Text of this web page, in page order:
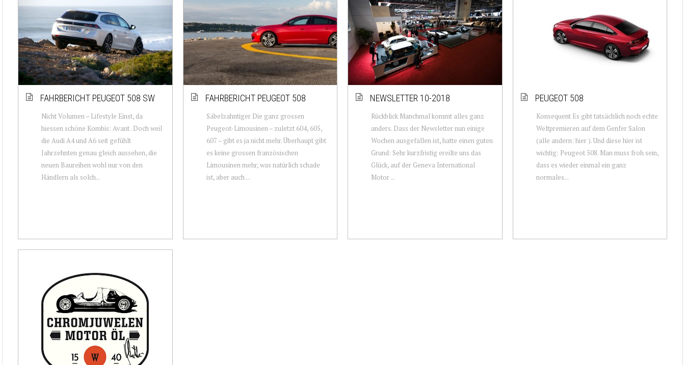
FAHRBERICHT PEUGEOT 508 SW
Nicht Volumen – Lifestyle Einst, da
hiessen schöne Kombis: Avant . Doch weil
die Audi A4 und A6 seit gefühlt
Jahrzehnten genau gleich aussehen, die
neuen Baureihen wohl nur von den
Händlern als solch...
FAHRBERICHT PEUGEOT 508
Säbelzahntiger Die ganz grossen
Peugeot-Limousinen – zuletzt 604, 605,
607 – gibt es ja nicht mehr. Überhaupt gibt
es keine grossen französischen
Limousinen mehr, was natürlich schade
ist, aber auch ...
NEWSLETTER 10-2018
Rückblick Manchmal kommt alles ganz
anders. Dass der Newsletter nun einige
Wochen ausgefallen ist, hatte einen guten
Grund: Sehr kurzfristig ereilte uns das
Glück, auf der Geneva International
Motor ...
PEUGEOT 508
Konsequent Es gibt tatsächlich noch echte
Weltpremieren auf dem Genfer Salon
(alle andern: hier ). Und diese hier ist
wichtig: Peugeot 508. Man muss froh sein,
dass es wieder einmal ein ganz
normales...